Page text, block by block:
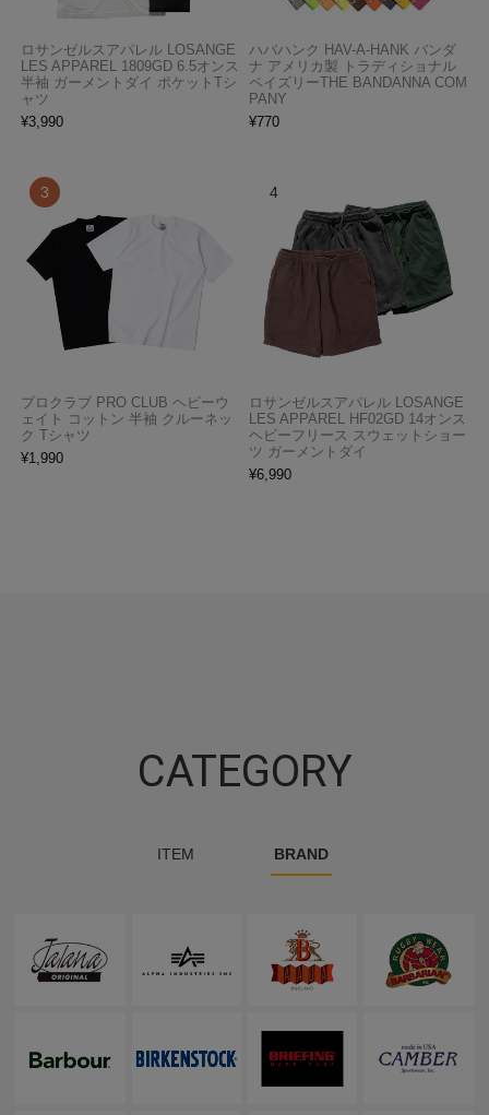
ロサンゼルスアパレル LOSANGE
LES APPAREL 1809GD 6.5オンス
半袖 ガーメントダイ ポケットTシ
ャツ
¥3,990
ハバハンク HAV-A-HANK バンダ
ナ アメリカ製 トラディショナル
ペイズリーTHE BANDANNA COM
PANY
¥770
プロクラブ PRO CLUB ヘビーウ
ェイト コットン 半袖 クルーネッ
ク Tシャツ
¥1,990
ロサンゼルスアパレル LOSANGE
LES APPAREL HF02GD 14オンス
ヘビーフリース スウェットショー
ツ ガーメントダイ
¥6,990
CATEGORY
ITEM BRAND